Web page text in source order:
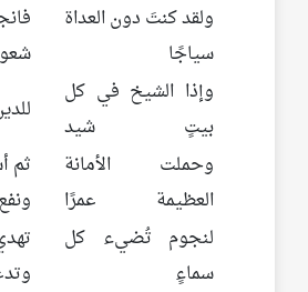
ولقد كنتَ دون العداة
سياجًا
وإذا الشيخ في كل
بيتٍ شيد
وحملت الأمانة
العظيمة عمرًا
ثم
ونفع
لنجوم تُضيء كل
سماءٍ